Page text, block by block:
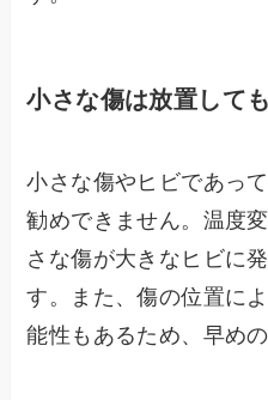
小さな傷は放置して
小さな傷やヒビであっ
勧めできません。温度
さな傷が大きなヒビに
す。また、傷の位置に
能性もあるため、早め